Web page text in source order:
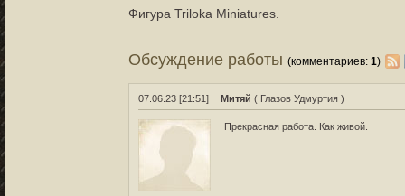
Фигура Triloka Miniatures.
Обсуждение работы(комментариев:1)
07.06.23 [21:51] Митяй ( Глазов Удмуртия )
Прекрасная работа. Как живой.